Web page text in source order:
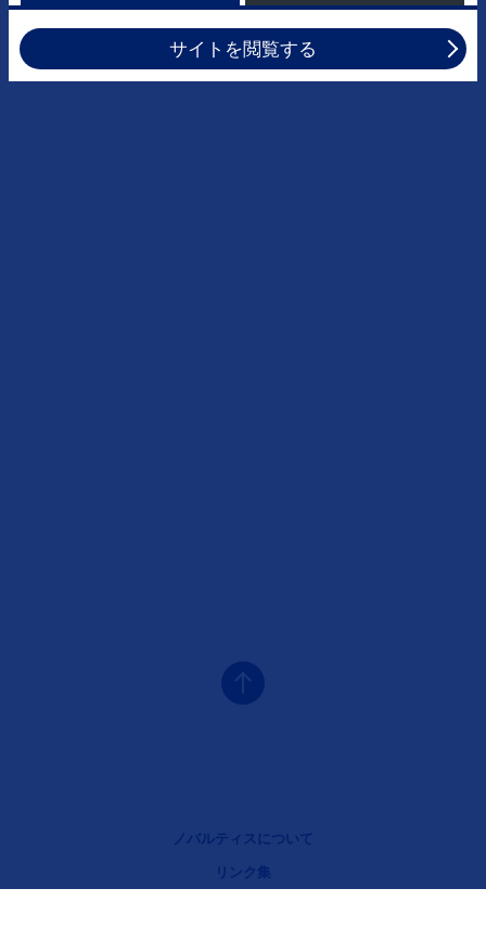
Legal [Footer Second]ノバルティスについて
リンク集
サイトを閲覧する